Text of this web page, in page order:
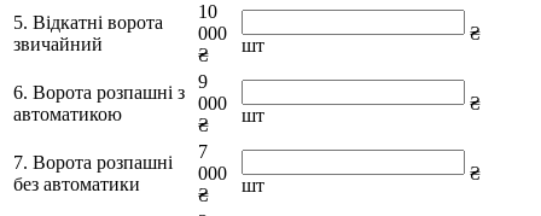
5. Відкатні ворота
звичайний
10
000
₴
шт
₴
6. Ворота розпашні з
автоматикою
9
000
₴
шт
₴
7. Ворота розпашні
без автоматики
7
000
₴
шт
₴